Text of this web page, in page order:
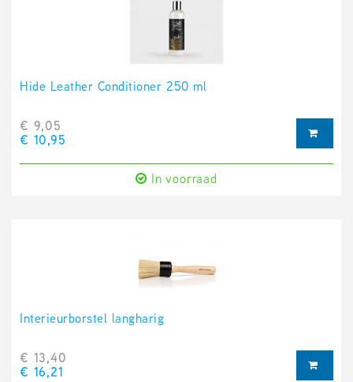
Hide Leather Conditioner 250 ml
€ 9,05
€ 10,95
In voorraad
Interieurborstel langharig
€ 13,40
€ 16,21